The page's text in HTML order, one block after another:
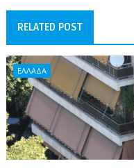
RELATED POST
ΕΛΛΑΔΑ